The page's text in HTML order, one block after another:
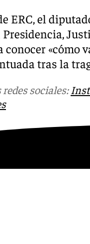
ERC, el
conocer «cómo
tras la
sociales: